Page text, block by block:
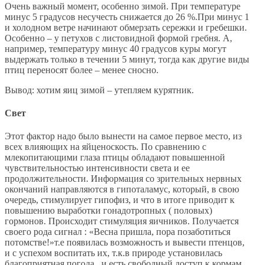
Очень важный момент, особенно зимой. При температуре
минус 5 градусов несучесть снижается до 26 %.При минус 1
и холодном ветре начинают обмерзать сережки и гребешки.
Особенно – у петухов с листовидной формой гребня. А,
например, температуру минус 40 градусов куры могут
выдержать только в течении 5 минут, тогда как другие виды
птиц переносят более – менее сносно.
Вывод: хотим яиц зимой – утепляем курятник.
Свет
Этот фактор надо было вынести на самое первое место, из
всех влияющих на яйценоскость. По сравнению с
млекопитающими глаза птицы обладают повышенной
чувствительностью интенсивности света и ее
продолжительности. Информация со зрительных нервных
окончаний направляются в гипоталамус, который, в свою
очередь, стимулирует гипофиз, и что в итоге приводит к
повышению выработки гонадотропных ( половых)
гормонов. Происходит стимуляция яичников. Получается
своего рода сигнал : «Весна пришла, пора позаботиться
потомстве!»т.е появилась возможность и вывести птенцов,
и с успехом воспитать их, т.к.в природе установилась